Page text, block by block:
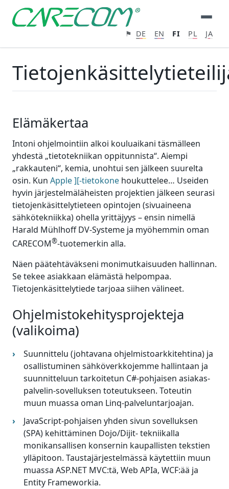
⚑ DE EN FI PL JA
Elämäkertaa
Intoni ohjelmointiin alkoi kouluaikani täsmälleen
yhdestä „tietotekniikan oppitunnista“. Aiempi
„rakkauteni“, kemia, unohtui sen jälkeen suurelta
osin. Kun Apple ][-tietokone houkuttelee… Useiden
hyvin järjestelmäläheisten projektien jälkeen seurasi
tietojenkäsittelytieteen opintojen (sivuaineena
sähkötekniikka) ohella yrittäjyys – ensin nimellä
Harald Mühlhoff DV-Systeme ja myöhemmin oman
CARECOM®-tuotemerkin alla.
Näen päätehtäväkseni monimutkaisuuden hallinnan.
Se tekee asiakkaan elämästä helpompaa.
Tietojenkäsittelytiede tarjoaa siihen välineet.
Ohjelmistokehitysprojekteja
(valikoima)
Suunnittelu (johtavana ohjelmistoarkkitehtina) ja
osallistuminen sähköverkkojemme hallintaan ja
suunnitteluun tarkoitetun C#-pohjaisen asiakas-
palvelin-sovelluksen toteutukseen. Toteutin
muun muassa oman Linq-palveluntarjoajan.
JavaScript-pohjaisen yhden sivun sovelluksen
(SPA) kehittäminen Dojo/Dijit- tekniikalla
monikansallisen konsernin kaupallisten tekstien
ylläpitoon. Taustajärjestelmässä käytettiin muun
muassa ASP.NET MVC:tä, Web APIa, WCF:ää ja
Entity Frameworkia.